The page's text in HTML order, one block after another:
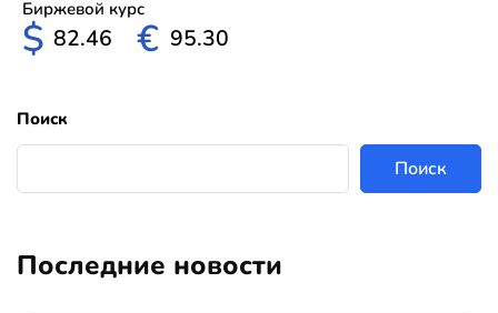
Биржевой курс
$ 82.46 € 95.30
Поиск
Поиск
Последние новости